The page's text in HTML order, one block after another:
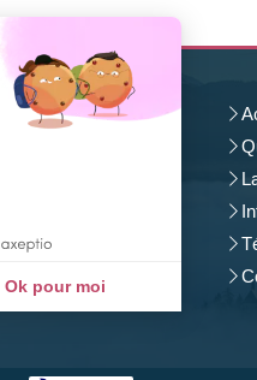
en Naturopathie
pour tout
vous.
Ok pour moi
Options
de confidentialité, en